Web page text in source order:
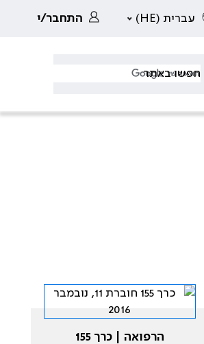
עברית (HE) התחבר/י
הרפואה | כרך 155